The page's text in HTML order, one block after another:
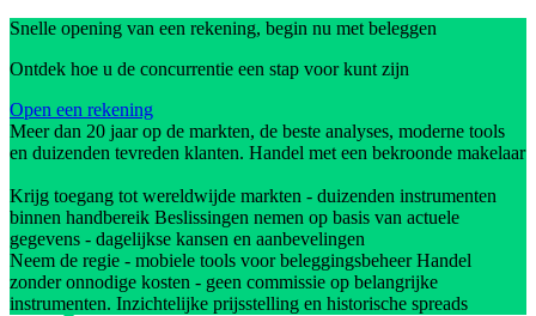
Snelle opening van een rekening, begin nu met beleggen
Ontdek hoe u de concurrentie een stap voor kunt zijn
Open een rekening
Meer dan 20 jaar op de markten, de beste analyses, moderne tools
en duizenden tevreden klanten. Handel met een bekroonde makelaar
Krijg toegang tot wereldwijde markten - duizenden instrumenten
binnen handbereik Beslissingen nemen op basis van actuele
gegevens - dagelijkse kansen en aanbevelingen
Neem de regie - mobiele tools voor beleggingsbeheer Handel
zonder onnodige kosten - geen commissie op belangrijke
instrumenten. Inzichtelijke prijsstelling en historische spreads